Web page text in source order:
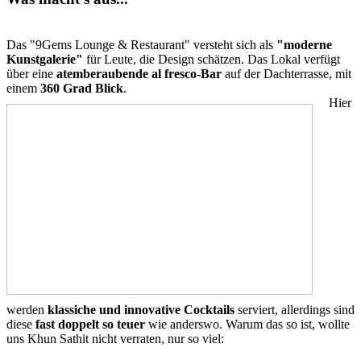
Das "9Gems Lounge & Restaurant" versteht sich als "moderne
Kunstgalerie" für Leute, die Design schätzen. Das Lokal verfügt
über eine atemberaubende al fresco-Bar auf der Dachterrasse, mit
einem 360 Grad Blick.
Hier
werden klassiche und innovative Cocktails serviert, allerdings sind
diese fast doppelt so teuer wie anderswo. Warum das so ist, wollte
uns Khun Sathit nicht verraten, nur so viel: